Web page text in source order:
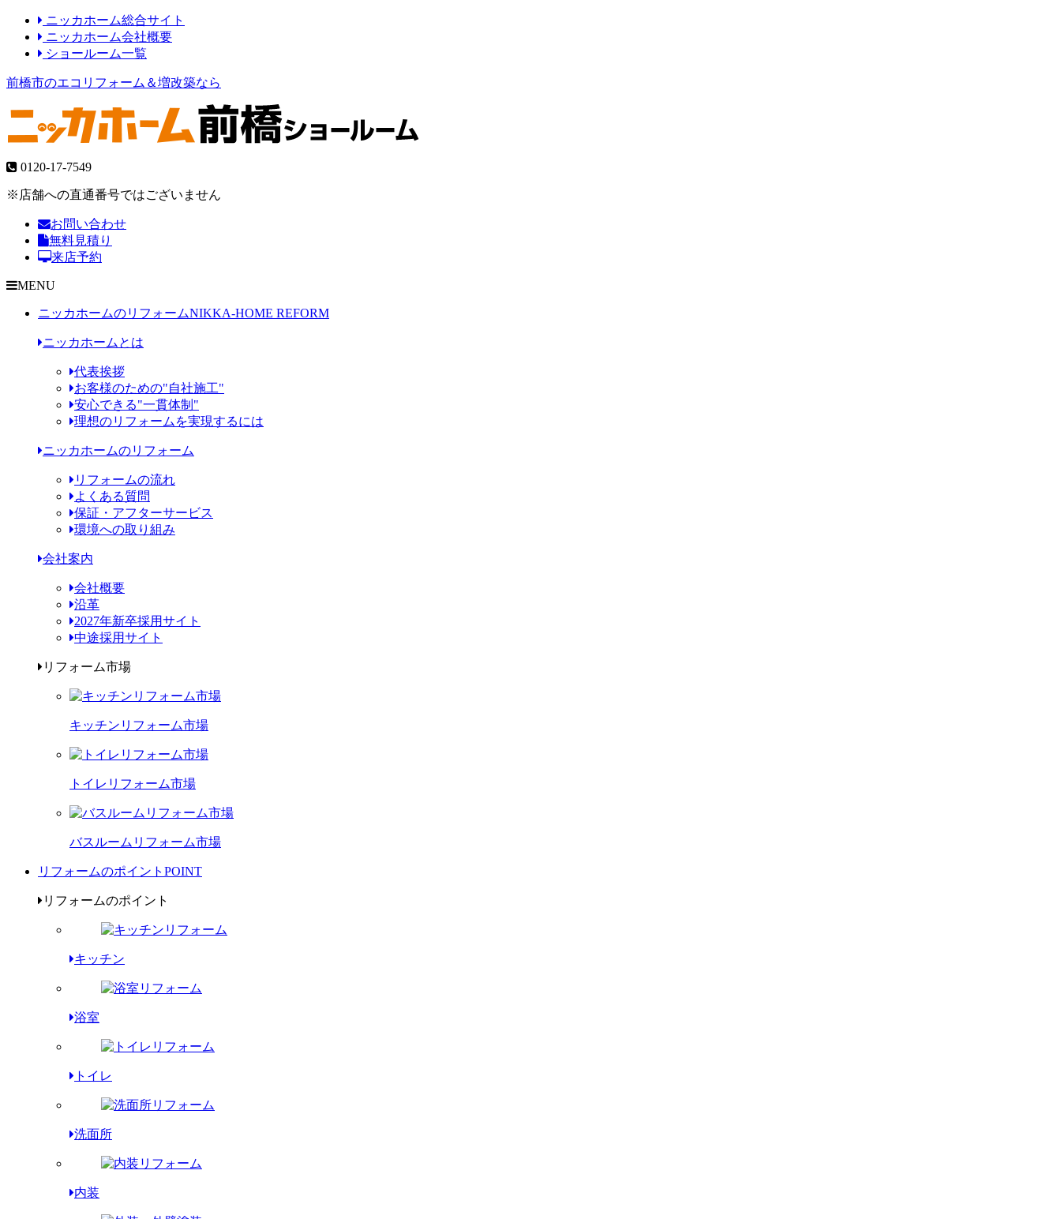
ニッカホーム総合サイト
ニッカホーム会社概要
ショールーム一覧
前橋市のエコリフォーム＆増改築なら
0120-17-7549
※店舗への直通番号ではございません
お問い合わせ
無料見積り
来店予約
MENU
ニッカホームのリフォームNIKKA-HOME REFORM
ニッカホームとは
代表挨拶
お客様のための"自社施工"
安心できる"一貫体制"
理想のリフォームを実現するには
ニッカホームのリフォーム
リフォームの流れ
よくある質問
保証・アフターサービス
環境への取り組み
会社案内
会社概要
沿革
2027年新卒採用サイト
中途採用サイト
リフォーム市場
キッチンリフォーム市場
トイレリフォーム市場
バスルームリフォーム市場
リフォームのポイント POINT
リフォームのポイント
キッチン
浴室
トイレ
洗面所
内装